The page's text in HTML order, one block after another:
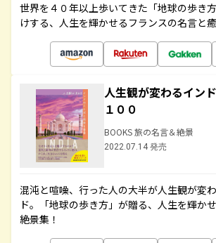
世界を４０年以上歩いてきた「地球の歩き
けする、人生を輝かせるフランスの名言と
人生観が変わるイン
１００
BOOKS 旅の名言＆絶景
2022.07.14 発売
混沌と喧噪、行った人の大半が人生観が変
ド。「地球の歩き方」が贈る、人生を輝か
絶景集！